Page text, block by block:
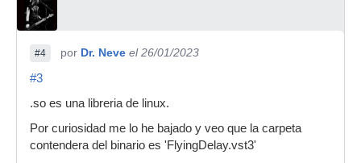
#4 por Dr. Neve el 26/01/2023
#3
.so es una libreria de linux.
Por curiosidad me lo he bajado y veo que la carpeta
contendera del binario es 'FlyingDelay.vst3'